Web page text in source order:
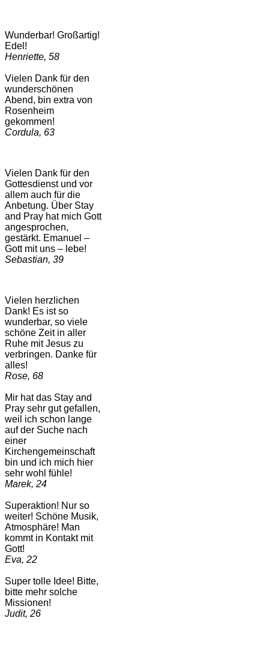
Wunderbar! Großartig!
Edel!
Henriette, 58
Vielen Dank für den
wunderschönen
Abend, bin extra von
Rosenheim
gekommen!
Cordula, 63
Vielen Dank für den
Gottesdienst und vor
allem auch für die
Anbetung. Über Stay
and Pray hat mich Gott
angesprochen,
gestärkt. Emanuel –
Gott mit uns – lebe!
Sebastian, 39
Vielen herzlichen
Dank! Es ist so
wunderbar, so viele
schöne Zeit in aller
Ruhe mit Jesus zu
verbringen. Danke für
alles!
Rose, 68
Mir hat das Stay and
Pray sehr gut gefallen,
weil ich schon lange
auf der Suche nach
einer
Kirchengemeinschaft
bin und ich mich hier
sehr wohl fühle!
Marek, 24
Superaktion! Nur so
weiter! Schöne Musik,
Atmosphäre! Man
kommt in Kontakt mit
Gott!
Eva, 22
Super tolle Idee! Bitte,
bitte mehr solche
Missionen!
Judit, 26